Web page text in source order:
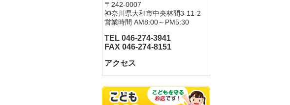
〒242-0007
神奈川県大和市中央林間3-11-2
営業時間 AM8:00～PM5:30
TEL 046-274-3941
FAX 046-274-8151
アクセス